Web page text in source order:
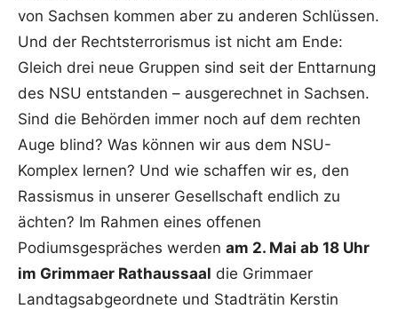
von Sachsen kommen aber zu anderen Schlüssen.
Und der Rechtsterrorismus ist nicht am Ende:
Gleich drei neue Gruppen sind seit der Enttarnung
des NSU entstanden – ausgerechnet in Sachsen.
Sind die Behörden immer noch auf dem rechten
Auge blind? Was können wir aus dem NSU-
Komplex lernen? Und wie schaffen wir es, den
Rassismus in unserer Gesellschaft endlich zu
ächten? Im Rahmen eines offenen
Podiumsgespräches werden am 2. Mai ab 18 Uhr
im Grimmaer Rathaussaal die Grimmaer
Landtagsabgeordnete und Stadträtin Kerstin